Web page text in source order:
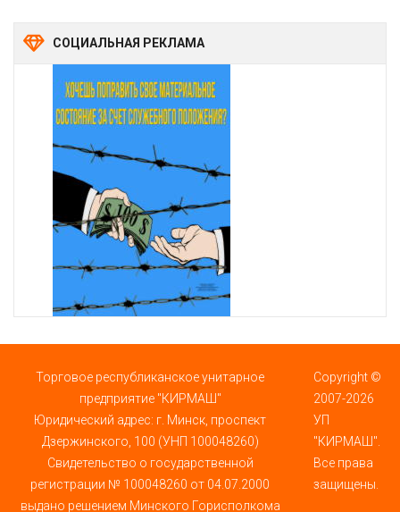
СОЦИАЛЬНАЯ РЕКЛАМА
Торговое республиканское унитарное
предприятие "КИРМАШ"
Юридический адрес: г. Минск, проспект
Дзержинского, 100 (УНП 100048260)
Свидетельство о государственной
регистрации № 100048260 от 04.07.2000
выдано решением Минского Горисполкома
Copyright ©
2007-2026
УП
"КИРМАШ".
Все права
защищены.